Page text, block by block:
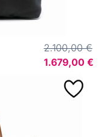
2.100,00 €
1.679,00 €